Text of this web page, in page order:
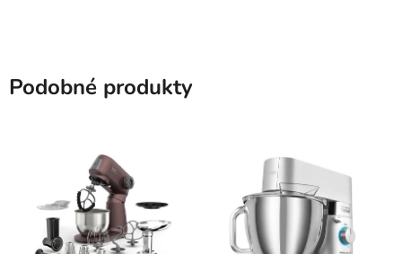
Podobné produkty